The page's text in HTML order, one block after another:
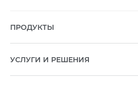
ПРОДУКТЫ
УСЛУГИ И РЕШЕНИЯ